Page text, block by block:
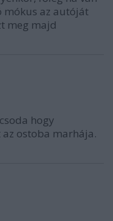
mókus az autóját
meg majd
hogy
ostoba marhája.